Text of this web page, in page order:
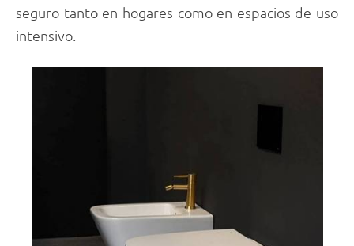
seguro tanto en hogares como en espacios de uso
intensivo.